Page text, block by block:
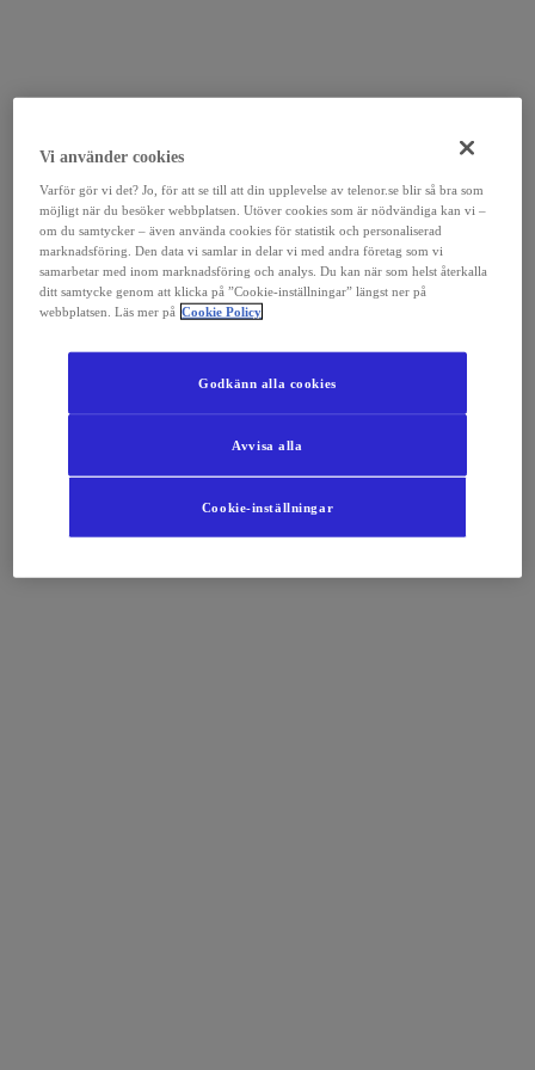
Vi använder cookies
Varför gör vi det? Jo, för att se till att din upplevelse av telenor.se blir så bra som
möjligt när du besöker webbplatsen. Utöver cookies som är nödvändiga kan vi –
om du samtycker – även använda cookies för statistik och personaliserad
marknadsföring. Den data vi samlar in delar vi med andra företag som vi
samarbetar med inom marknadsföring och analys. Du kan när som helst återkalla
ditt samtycke genom att klicka på ”Cookie-inställningar” längst ner på
webbplatsen. Läs mer på Cookie Policy
Cookie-inställningar
Avvisa alla
Godkänn alla cookies